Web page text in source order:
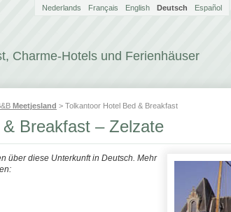
Charme-Hotels und Ferienhäuser
Nederlands Français English Deutsch Español
Meetjesland > Tolkantoor Hotel Bed & Breakfast
Breakfast – Zelzate
über diese Unterkunft in Deutsch. Mehr